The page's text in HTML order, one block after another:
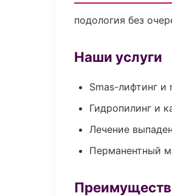
подология без
Наши услуги
Smas-лифтинг и
Гидропилинг и
Лечение
Перманентный